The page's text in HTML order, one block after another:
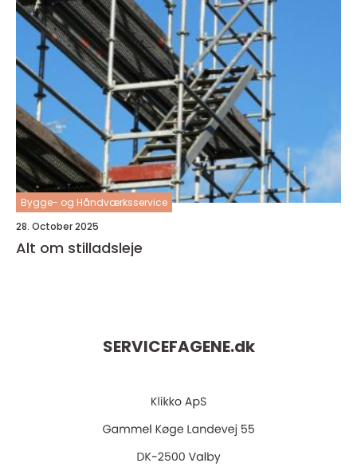
Bygge- og Håndværksservice
28. October 2025
Alt om stilladsleje
SERVICEFAGENE.dk